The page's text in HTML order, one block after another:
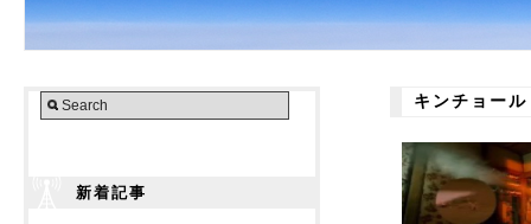
新着記事
キンチョー